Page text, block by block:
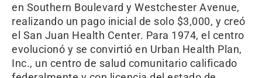
en Southern Boulevard y Westchester Avenue,
realizando un pago inicial de solo $3,000, y creó
el San Juan Health Center. Para 1974, el centro
evolucionó y se convirtió en Urban Health Plan,
Inc., un centro de salud comunitario calificado